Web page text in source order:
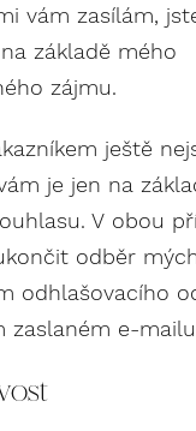
vám zasílám,
základě mého
zájmu.
ještě
je jen na
V obou
odběr
odhlašovacího
zaslaném e-